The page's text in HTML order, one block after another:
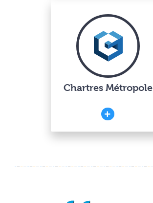
Chartres Métropole